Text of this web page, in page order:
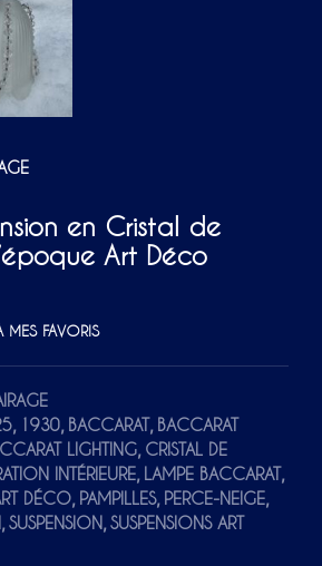
en Cristal de
Art Déco
MES FAVORIS
, 1930, BACCARAT, BACCARAT
LIGHTING, CRISTAL DE
INTÉRIEURE, LAMPE BACCARAT,
DÉCO, PAMPILLES, PERCE-NEIGE,
, SUSPENSION, SUSPENSIONS ART